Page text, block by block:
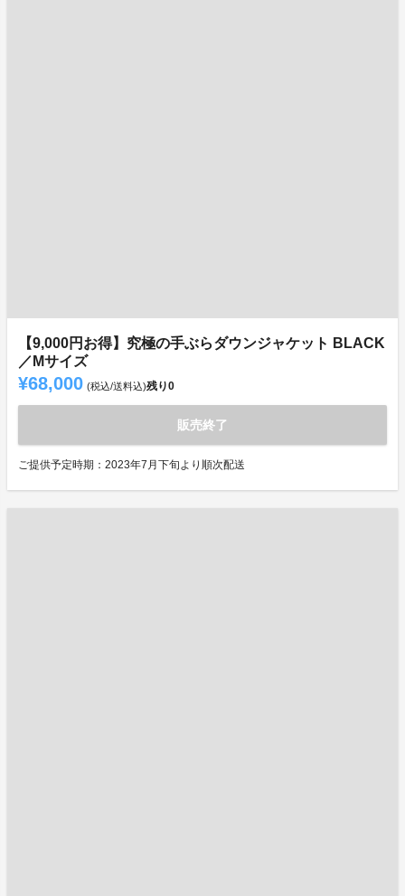
【9,000円お得】究極の手ぶらダウンジャケット BLACK
／Mサイズ
¥68,000 (税込/送料込)残り0
販売終了
ご提供予定時期：2023年7月下旬より順次配送